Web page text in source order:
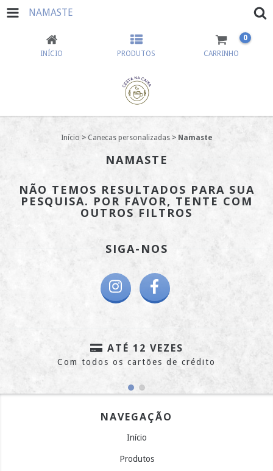
NAMASTE
INÍCIO PRODUTOS CARRINHO
0
Início > Canecas personalizadas > Namaste
NAMASTE
NÃO TEMOS RESULTADOS PARA SUA
PESQUISA. POR FAVOR, TENTE COM
OUTROS FILTROS
SIGA-NOS
ATÉ 12 VEZES
Com todos os cartões de crédito
NAVEGAÇÃO
Início
Produtos